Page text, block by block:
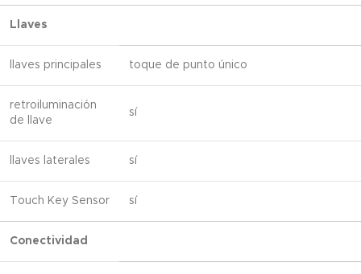
Llaves
llaves principales toque de punto único
retroiluminación
de llave
sí
llaves laterales sí
Touch Key Sensor sí
Conectividad